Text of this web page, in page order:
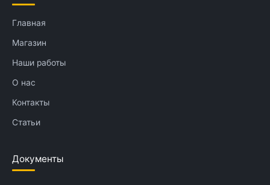
Главная
Магазин
Наши работы
О нас
Контакты
Статьи
Документы